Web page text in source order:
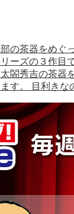
の茶器をめぐ
ーズの３作目
閤秀吉の茶器
す。 目利きな